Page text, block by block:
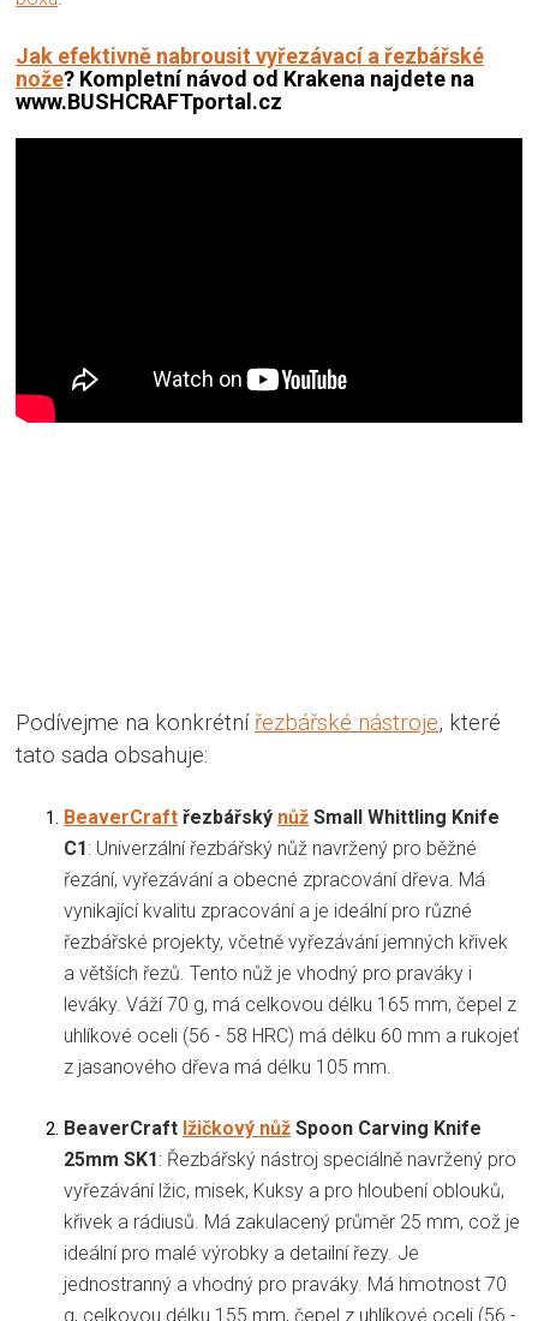
Jak efektivně nabrousit vyřezávací a řezbářské
nože? Kompletní návod od Krakena najdete na
www.BUSHCRAFTportal.cz
Podívejme na konkrétní řezbářské nástroje, které
tato sada obsahuje:
BeaverCraft řezbářský nůž Small Whittling Knife
C1 : Univerzální řezbářský nůž navržený pro běžné
řezání, vyřezávání a obecné zpracování dřeva. Má
vynikající kvalitu zpracování a je ideální pro různé
řezbářské projekty, včetně vyřezávání jemných křivek
a větších řezů. Tento nůž je vhodný pro praváky i
leváky. Váží 70 g, má celkovou délku 165 mm, čepel z
uhlíkové oceli (56 - 58 HRC) má délku 60 mm a rukojeť
z jasanového dřeva má délku 105 mm.
BeaverCraft lžičkový nůž Spoon Carving Knife
25mm SK1 : Řezbářský nástroj speciálně navržený pro
vyřezávání lžic, misek, Kuksy a pro hloubení oblouků,
křivek a rádiusů. Má zakulacený průměr 25 mm, což je
ideální pro malé výrobky a detailní řezy. Je
jednostranný a vhodný pro praváky. Má hmotnost 70
g, celkovou délku 155 mm, čepel z uhlíkové oceli (56 -